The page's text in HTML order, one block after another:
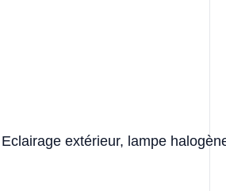
Eclairage extérieur, lampe